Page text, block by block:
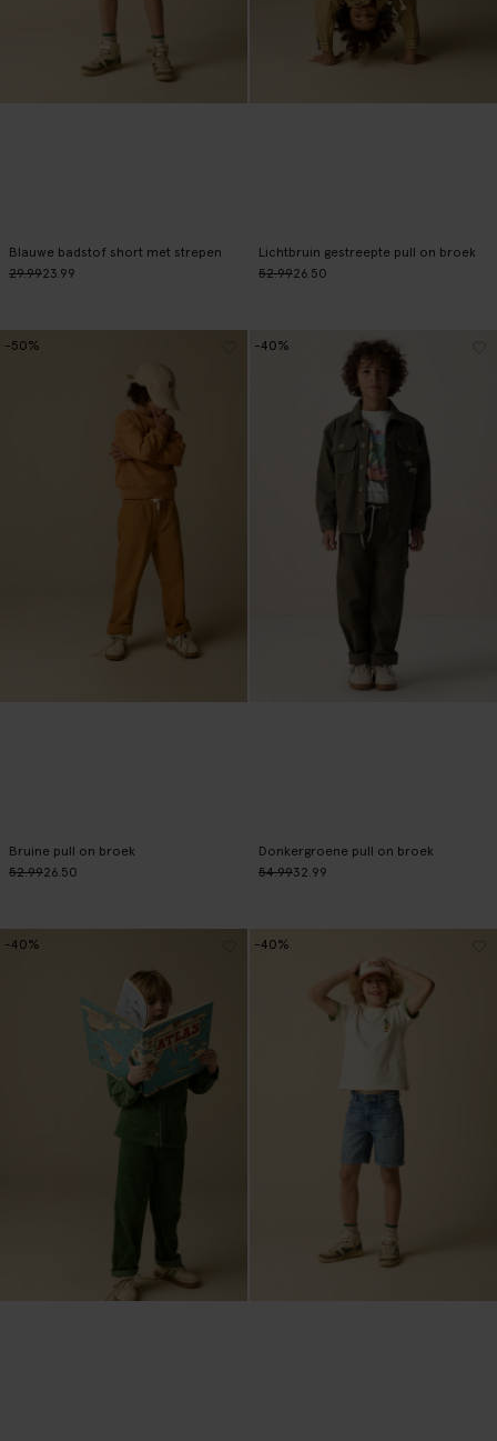
Blauwe badstof short met strepen
29.9923.99
Lichtbruin gestreepte pull on broek
52.9926.50
Bruine pull on broek
52.9926.50
-50%
Donkergroene pull on broek
54.9932.99
-40%
-40% -40%